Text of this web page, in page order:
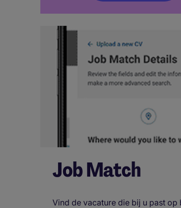
Job Match
Vind de vacature die bij u past op